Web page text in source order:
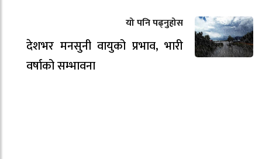
यो पनि पढ्नुहोस
देशभर मनसुनी वायुको प्रभाव, भारी
वर्षाको सम्भावना